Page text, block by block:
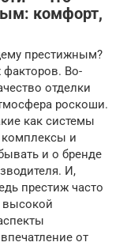
комфорт,
престижным?
факторов. Во-
отделки
роскоши.
как системы
и
и о бренде
И,
престиж часто
высокой
от